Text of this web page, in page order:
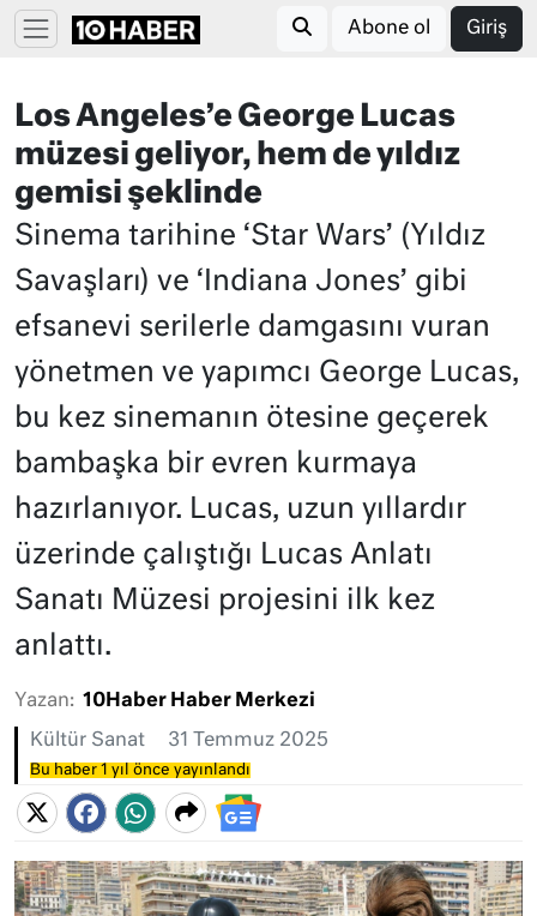
Abone ol Giriş
Los Angeles’e George Lucas
müzesi geliyor, hem de yıldız
gemisi şeklinde
Sinema tarihine ‘Star Wars’ (Yıldız
Savaşları) ve ‘Indiana Jones’ gibi
efsanevi serilerle damgasını vuran
yönetmen ve yapımcı George Lucas,
bu kez sinemanın ötesine geçerek
bambaşka bir evren kurmaya
hazırlanıyor. Lucas, uzun yıllardır
üzerinde çalıştığı Lucas Anlatı
Sanatı Müzesi projesini ilk kez
anlattı.
Yazan: 10Haber Haber Merkezi
Kültür Sanat 31 Temmuz 2025
Bu haber 1 yıl önce yayınlandı